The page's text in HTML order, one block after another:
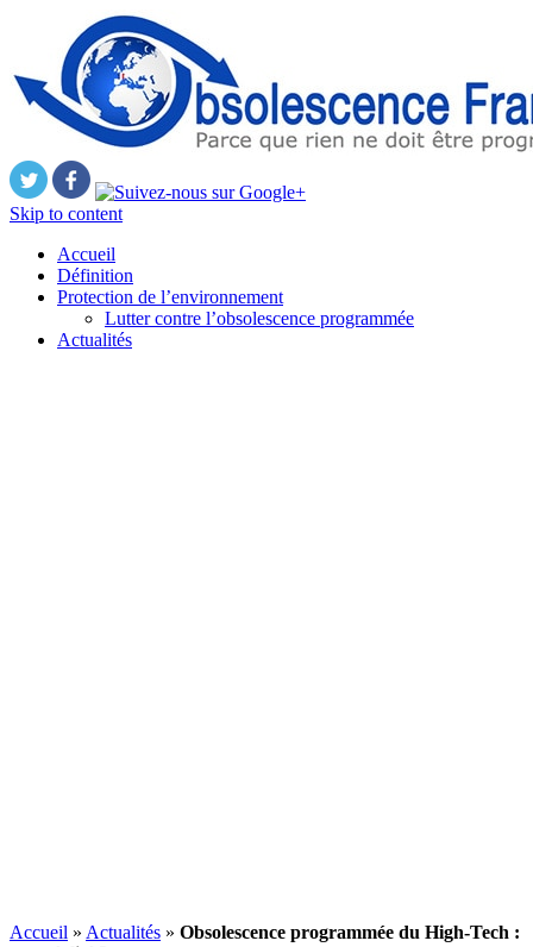
Skip to content
Accueil
Définition
Protection de l’environnement
Lutter contre l’obsolescence programmée
Actualités
Accueil » Actualités » Obsolescence programmée du High-Tech :